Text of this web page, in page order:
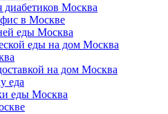
диабетиков Москва
в Москве
еды Москва
еды на дом Москва
на дом Москва
еда
еды Москва